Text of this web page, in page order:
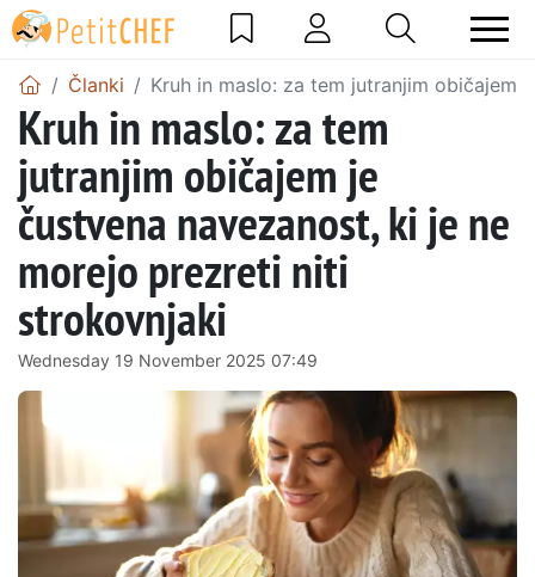
Članki Kruh in maslo: za tem jutranjim običajem
Kruh in maslo: za tem
jutranjim običajem je
čustvena navezanost, ki je ne
morejo prezreti niti
strokovnjaki
Wednesday 19 November 2025 07:49